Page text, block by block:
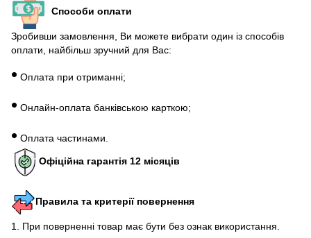
Способи оплати
Зробивши замовлення, Ви можете вибрати один із способів
оплати, найбільш зручний для Вас:
• Оплата при отриманні;
• Онлайн-оплата банківською карткою;
• Оплата частинами.
Офіційна гарантія 12 місяців
Правила та критерії повернення
1. При поверненні товар має бути без ознак використання.